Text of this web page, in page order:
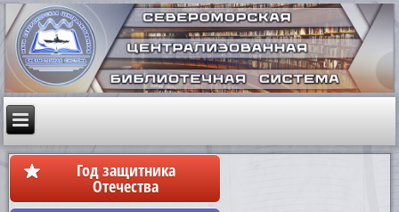
Год защитника
Отечества